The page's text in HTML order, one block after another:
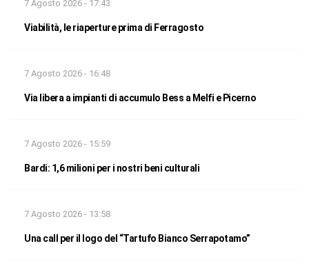
7 Agosto 2026 - 17:43
Viabilità, le riaperture prima di Ferragosto
7 Agosto 2026 - 16:48
Via libera a impianti di accumulo Bess a Melfi e Picerno
7 Agosto 2026 - 15:59
Bardi: 1,6 milioni per i nostri beni culturali
7 Agosto 2026 - 13:58
Una call per il logo del “Tartufo Bianco Serrapotamo”